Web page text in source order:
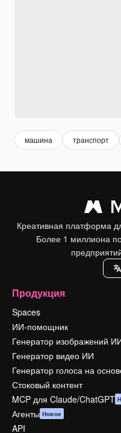
машина транспорт
Креативная платформа
Более 1 миллиона
Продукция
Spaces
ИИ-помощник
Генератор изображений
Генератор видео ИИ
Генератор голоса на
Стоковый контент
MCP для Claude/ChatGPT
Агенты Новое
API